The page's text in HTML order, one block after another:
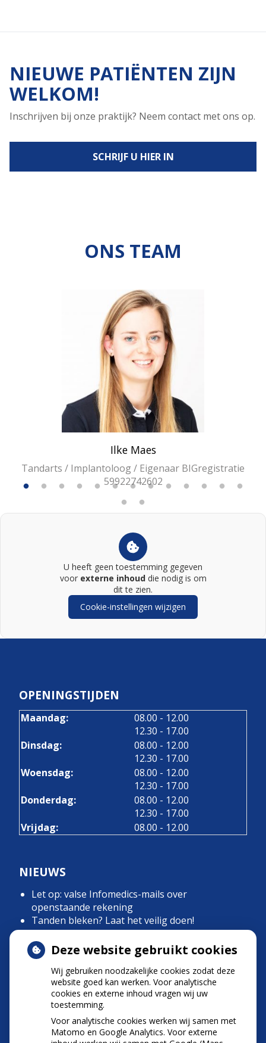
NIEUWE PATIËNTEN ZIJN
WELKOM!
Inschrijven bij onze praktijk? Neem contact met ons op.
SCHRIJF U HIER IN
ONS TEAM
Ilke Maes
Tandarts / Implantoloog / Eigenaar BIGregistratie
59922742602
U heeft geen toestemming gegeven
voor externe inhouddie nodig is om
dit te zien.
Cookie-instellingen wijzigen
OPENINGSTIJDEN
Maandag: 08.00 tot
- 12.00
12.30 tot
- 17.00
Dinsdag:
08.00 tot
- 12.00
12.30 tot
- 17.00
Woensdag:
08.00 tot
- 12.00
12.30 tot
- 17.00
Donderdag:
08.00 tot
- 12.00
12.30 tot
- 17.00
Vrijdag:
08.00 - 12.00
NIEUWS
Let op: valse Infomedics-mails over
openstaande rekening
Tanden bleken? Laat het veilig doen!
Gezond tandvlees: de basis voor een gezonde
mond
Naar de tandarts in het buitenland? Wees op je
hoede!
(Mond)zorgkosten gemaakt in 2025? Check of
die aftrekbaar zijn
Deze website gebruikt cookies
Wij gebruiken noodzakelijke cookies zodat deze
website goed kan werken. Voor analytische
cookies en externe inhoud vragen wij uw
toestemming.
Voor analytische cookies werken wij samen met
Matomo en Google Analytics. Voor externe